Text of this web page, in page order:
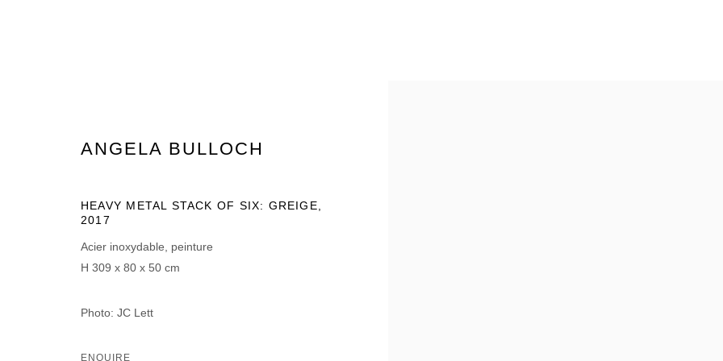
MANAGE COOKIES
ANGELA BULLOCH
HEAVY METAL STACK OF SIX: GREIGE,
2017
Acier inoxydable, peinture
H 309 x 80 x 50 cm
Photo: JC Lett
ENQUIRE